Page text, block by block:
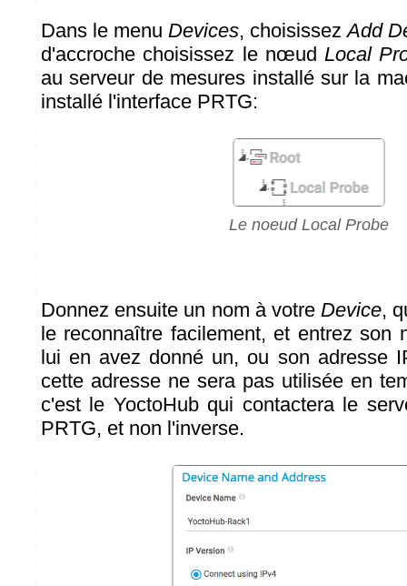
Dans le menu Devices, choisissezAdd
d'accroche choisissez le nœudLocal
au serveur de mesures installé sur la
installé l'interface PRTG:
Le noeud Local Probe
Donnez ensuite un nom à votreDevice,
le reconnaître facilement, et entrez son
lui en avez donné un, ou son adresse
cette adresse ne sera pas utilisée en
c'est le YoctoHub qui contactera le
PRTG, et non l'inverse.